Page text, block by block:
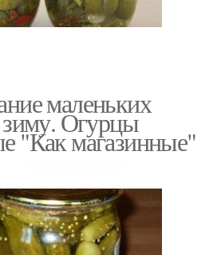
маленьких
зиму. Огурцы
"Как магазинные"